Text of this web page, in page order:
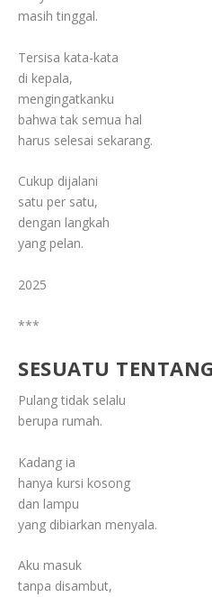
masih tinggal.
Tersisa kata-kata
di kepala,
mengingatkanku
bahwa tak semua hal
harus selesai sekarang.
Cukup dijalani
satu per satu,
dengan langkah
yang pelan.
2025
***
SESUATU
Pulang tidak selalu
berupa rumah.
Kadang ia
hanya kursi kosong
dan lampu
yang dibiarkan menyala.
Aku masuk
tanpa disambut,